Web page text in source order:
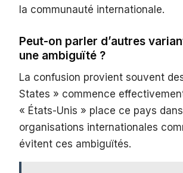
la communauté internationale.
Peut-on parler d’autres
une ambiguïté ?
La confusion provient souvent
States » commence
« États-Unis » place ce pays
organisations internationales
évitent ces ambiguïtés.